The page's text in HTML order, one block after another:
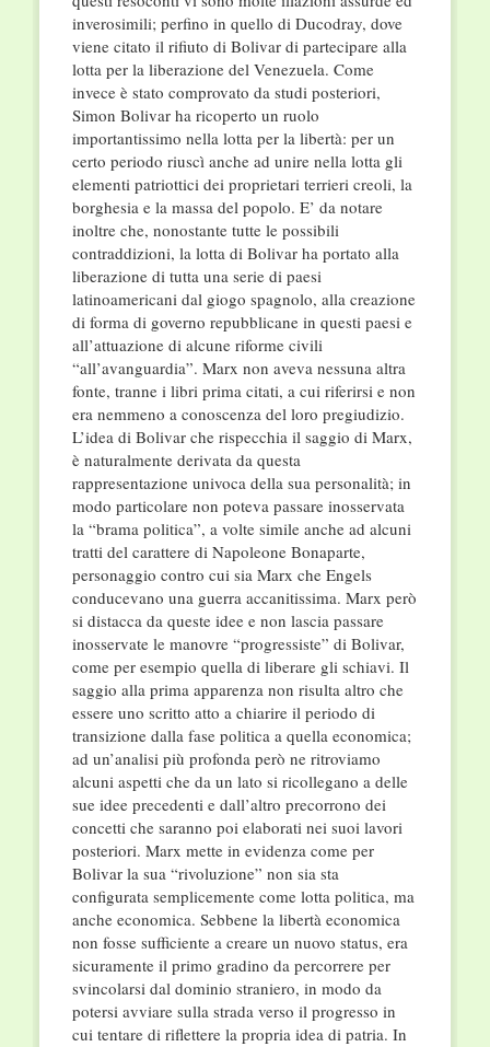
inverosimili; perfino in quello di Ducodray, dove
viene citato il rifiuto di Bolivar di partecipare alla
lotta per la liberazione del Venezuela. Come
invece è stato comprovato da studi posteriori,
Simon Bolivar ha ricoperto un ruolo
importantissimo nella lotta per la libertà: per un
certo periodo riuscì anche ad unire nella lotta gli
elementi patriottici dei proprietari terrieri creoli, la
borghesia e la massa del popolo. E’ da notare
inoltre che, nonostante tutte le possibili
contraddizioni, la lotta di Bolivar ha portato alla
liberazione di tutta una serie di paesi
latinoamericani dal giogo spagnolo, alla creazione
di forma di governo repubblicane in questi paesi e
all’attuazione di alcune riforme civili
“all’avanguardia”. Marx non aveva nessuna altra
fonte, tranne i libri prima citati, a cui riferirsi e non
era nemmeno a conoscenza del loro pregiudizio.
L’idea di Bolivar che rispecchia il saggio di Marx,
è naturalmente derivata da questa
rappresentazione univoca della sua personalità; in
modo particolare non poteva passare inosservata
la “brama politica”, a volte simile anche ad alcuni
tratti del carattere di Napoleone Bonaparte,
personaggio contro cui sia Marx che Engels
conducevano una guerra accanitissima. Marx però
si distacca da queste idee e non lascia passare
inosservate le manovre “progressiste” di Bolivar,
come per esempio quella di liberare gli schiavi. Il
saggio alla prima apparenza non risulta altro che
essere uno scritto atto a chiarire il periodo di
transizione dalla fase politica a quella economica;
ad un’analisi più profonda però ne ritroviamo
alcuni aspetti che da un lato si ricollegano a delle
sue idee precedenti e dall’altro precorrono dei
concetti che saranno poi elaborati nei suoi lavori
posteriori. Marx mette in evidenza come per
Bolivar la sua “rivoluzione” non sia sta
configurata semplicemente come lotta politica, ma
anche economica. Sebbene la libertà economica
non fosse sufficiente a creare un nuovo status, era
sicuramente il primo gradino da percorrere per
svincolarsi dal dominio straniero, in modo da
potersi avviare sulla strada verso il progresso in
cui tentare di riflettere la propria idea di patria. In